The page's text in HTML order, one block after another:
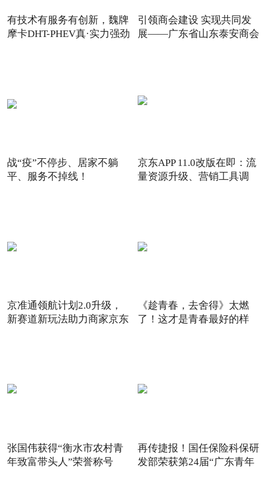
有技术有服务有创新，魏牌
摩卡DHT-PHEV真·实力强劲
引领商会建设 实现共同发
展——广东省山东泰安商会
战“疫”不停步、居家不躺
平、服务不掉线！
京东APP 11.0改版在即：流
量资源升级、营销工具调
京准通领航计划2.0升级，
新赛道新玩法助力商家京东
《趁青春，去舍得》太燃
了！这才是青春最好的样
张国伟获得“衡水市农村青
年致富带头人”荣誉称号
再传捷报！国任保险科保研
发部荣获第24届“广东青年